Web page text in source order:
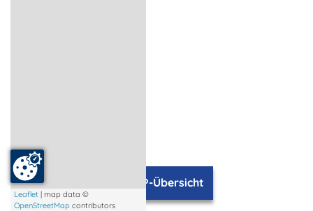
Leaflet | map data ©
OpenStreetMap contributors
TOP-Übersicht